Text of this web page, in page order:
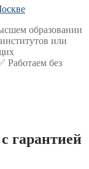
образовании
или
Работаем без
гарантией